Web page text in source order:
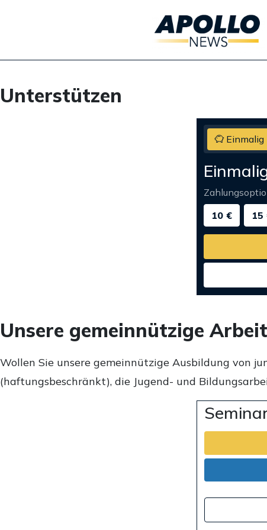
Unterstützen
Einmalig
10 €
15
Unsere gemeinnützige Arbeit
Wollen Sie unsere gemeinnützige Ausbildung von
(haftungsbeschränkt), die Jugend- und